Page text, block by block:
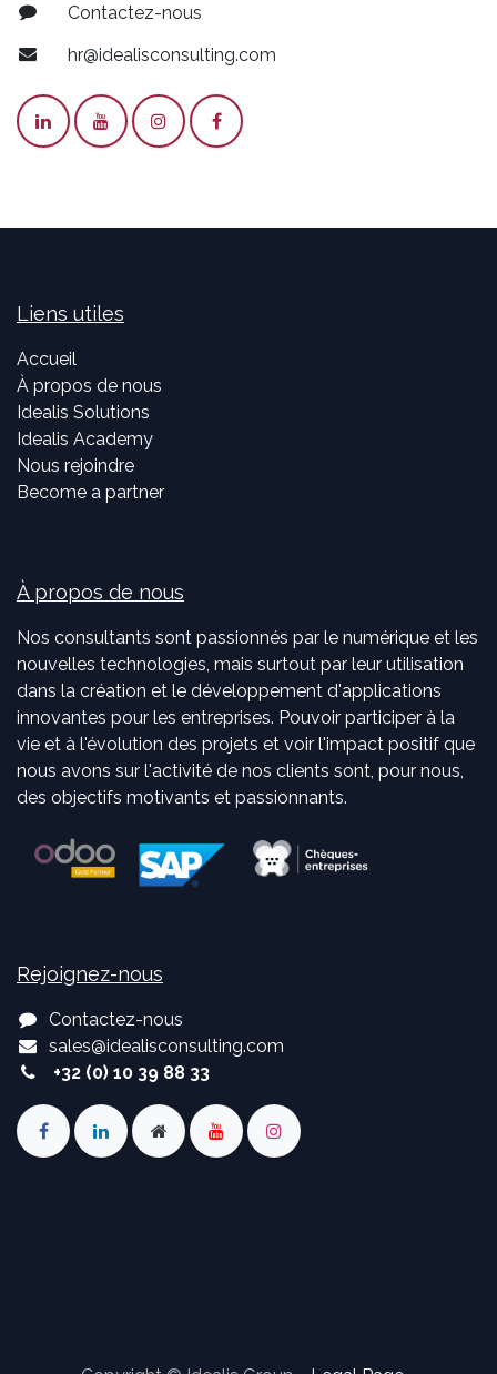
Contactez-nous
hr@idealisconsulting.com
Liens utiles
Accueil
À propos de nous
Idealis Solutions
Idealis Academy
Nous rejoindre
Become a partner
À propos de nous
Nos consultants sont passionnés par le numérique et les
nouvelles technologies, mais surtout par leur utilisation
dans la création et le développement d'applications
innovantes pour les entreprises. Pouvoir participer à la
vie et à l'évolution des projets et voir l'impact positif que
nous avons sur l'activité de nos clients sont, pour nous,
des objectifs motivants et passionnants.
Rejoignez-nous
Contactez-nous
sales@idealisconsulting.com
+32 (0) 10 39 88 33